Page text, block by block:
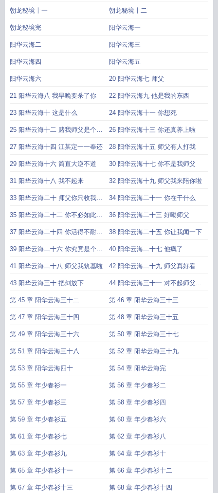
朝龙秘境十一 朝龙秘境十二
朝龙秘境完 阳华云海一
阳华云海二 阳华云海三
阳华云海四 阳华云海五
阳华云海六 20 阳华云海七 师父
21 阳华云海八 我早晚要杀了你 22 阳华云海九 他是我的东西
23 阳华云海十 这是什么 24 阳华云海十一 你想死
25 阳华云海十二 赌我师父是个好
人
26 阳华云海十三 你还真养上啦
27 阳华云海十四 江某定一一奉还 28 阳华云海十五 师父有人打我
29 阳华云海十六 简直大逆不道 30 阳华云海十七 你不是我师父
31 阳华云海十八 我不起来 32 阳华云海十九 师父我来陪你啦
33 阳华云海二十 师父你只收我好
不
34 阳华云海二十一 你在干什么
35 阳华云海二十二 你不必如此试
探我
36 阳华云海二十三 好嘞师父
37 阳华云海二十四 你活得不耐烦
了
38 阳华云海二十五 你让我闻一下
39 阳华云海二十六 你究竟是个什
么东
40 阳华云海二十七 他疯了
41 阳华云海二十八 师父我筑基啦 42 阳华云海二十九 师父真好看
43 阳华云海三十 把剑放下 44 阳华云海三十一 对不起师父我
错了
第 45 章 阳华云海三十二 第 46 章 阳华云海三十三
第 47 章 阳华云海三十四 第 48 章 阳华云海三十五
第 49 章 阳华云海三十六 第 50 章 阳华云海三十七
第 51 章 阳华云海三十八 第 52 章 阳华云海三十九
第 53 章 阳华云海四十 第 54 章 阳华云海完
第 55 章 年少春衫一 第 56 章 年少春衫二
第 57 章 年少春衫三 第 58 章 年少春衫四
第 59 章 年少春衫五 第 60 章 年少春衫六
第 61 章 年少春衫七 第 62 章 年少春衫八
第 63 章 年少春衫九 第 64 章 年少春衫十
第 65 章 年少春衫十一 第 66 章 年少春衫十二
第 67 章 年少春衫十三 第 68 章 年少春衫十四